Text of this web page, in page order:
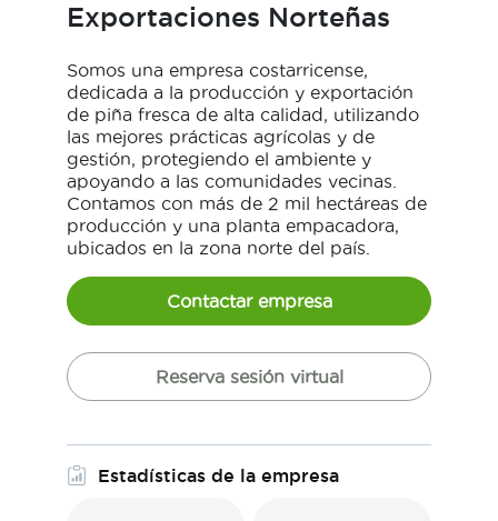
Exportaciones Norteñas
Somos una empresa costarricense,
dedicada a la producción y exportación
de piña fresca de alta calidad, utilizando
las mejores prácticas agrícolas y de
gestión, protegiendo el ambiente y
apoyando a las comunidades vecinas.
Contamos con más de 2 mil hectáreas de
producción y una planta empacadora,
ubicados en la zona norte del país.
Contactar empresa
Reserva sesión virtual
Estadísticas de la empresa